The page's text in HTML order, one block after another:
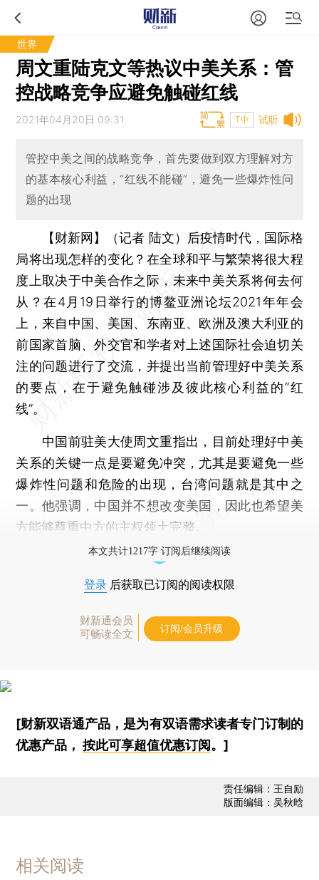
世界
周文重陆克文等热议中美关系：管
控战略竞争应避免触碰红线
试听
2021年04月20日 09:31 T中
管控中美之间的战略竞争，首先要做到双方理解对方
的基本核心利益，“红线不能碰”，避免一些爆炸性问
题的出现
【财新网】（记者 陆文）
后疫情时代，国际格
局将出现怎样的变化？在全球和平与繁荣将很大程
度上取决于中美合作之际，未来中美关系将何去何
从？在4月19日举行的博鳌亚洲论坛2021年年会
上，来自中国、美国、东南亚、欧洲及澳大利亚的
前国家首脑、外交官和学者对上述国际社会迫切关
注的问题进行了交流，并提出当前管理好中美关系
的要点，在于避免触碰涉及彼此核心利益的“红
线”。
中国前驻美大使周文重指出，目前处理好中美
关系的关键一点是要避免冲突，尤其是要避免一些
爆炸性问题和危险的出现，台湾问题就是其中之
一。他强调，中国并不想改变美国，因此也希望美
方能够尊重中方的主权领土完整。
本文共计1217字 订阅后继续阅读
登录 后获取已订阅的阅读权限
财新通会员
可畅读全文
订阅/会员升级
[财新双语通产品，是为有双语需求读者专门订制的
优惠产品，按此可享超值优惠订阅 。]
责任编辑：王自励
版面编辑：吴秋晗
相关阅读